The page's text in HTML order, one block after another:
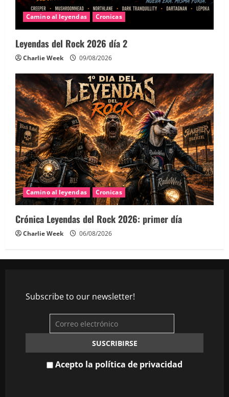
Camino al leyendas Cronicas
Leyendas del Rock 2026 día 2
Charlie Week 09/08/2026
Camino al leyendas Cronicas
Crónica Leyendas del Rock 2026: primer día
Charlie Week 06/08/2026
Subscribe to our newsletter!
Acepto la política de privacidad